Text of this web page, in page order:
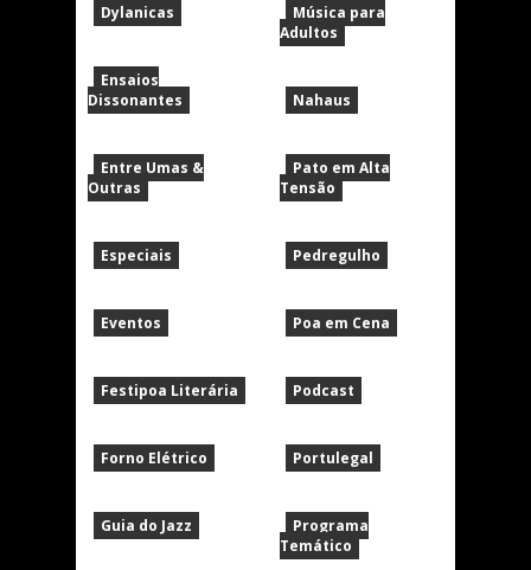
Dylanicas
Ensaios
Dissonantes
Entre Umas &
Outras
Especiais
Eventos
Festipoa Literária
Forno Elétrico
Guia do Jazz
Música para
Adultos
Nahaus
Pato em Alta
Tensão
Pedregulho
Poa em Cena
Podcast
Portulegal
Programa
Temático